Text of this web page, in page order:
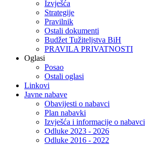
Izvješća
Strategije
Pravilnik
Ostali dokumenti
Budžet Tužiteljstva BiH
PRAVILA PRIVATNOSTI
Oglasi
Posao
Ostali oglasi
Linkovi
Javne nabave
Obavijesti o nabavci
Plan nabavki
Izvješća i informacije o nabavci
Odluke 2023 - 2026
Odluke 2016 - 2022